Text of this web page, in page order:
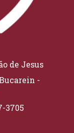
de Jesus
-
3705